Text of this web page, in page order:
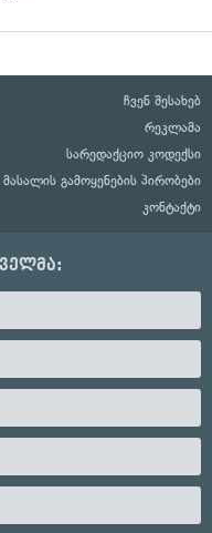
ჩვენ შესახებ
რეკლამა
სარედაქციო კოდექსი
მასალის გამოყენების პირობები
კონტაქტი